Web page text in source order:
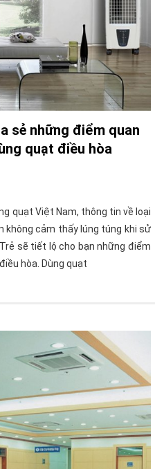
sẻ những điểm quan
quạt điều hòa
quạt Việt Nam, thông tin về loại
không cảm thấy lúng túng khi sử
sẽ tiết lộ cho bạn những điểm
hòa. Dùng quạt